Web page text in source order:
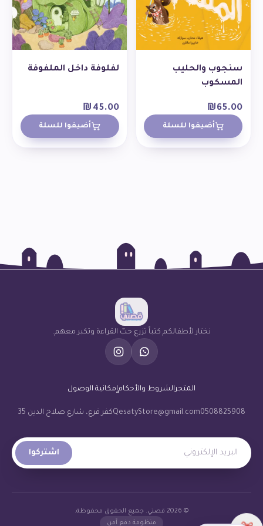
سنجوب والحليب
المسكوب
₪65.00
أضيفوا للسلة
لفلوفة داخل الملفوفة
₪ 45.00
أضيفوا للسلة
نختار لأطفالكم كتباً تزرع حبّ القراءة وتكبر معهم.
المتجرالشروط والأحكامإمكانية الوصول
0508825908
QesatyStore@gmail.comكفر قرع، شارع صلاح الدين 35
البريد الإلكتروني
اشتركوا
© 2026 قصتي. جميع الحقوق محفوظة.
منظومة دفع آمن